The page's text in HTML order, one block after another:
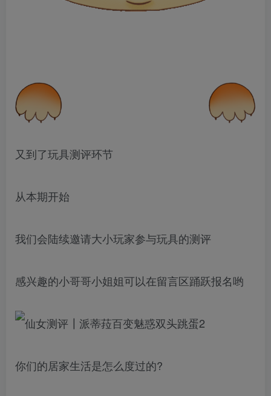
又到了玩具测评环节
从本期开始
我们会陆续邀请大小玩家参与玩具的测评
感兴趣的小哥哥小姐姐可以在留言区踊跃报名哟
你们的居家生活是怎么度过的?